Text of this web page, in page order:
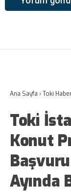
Ana Sayfa ›Toki
Toki
Konut
Ayında